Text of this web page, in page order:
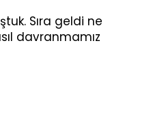
Sıra geldi ne
davranmamız